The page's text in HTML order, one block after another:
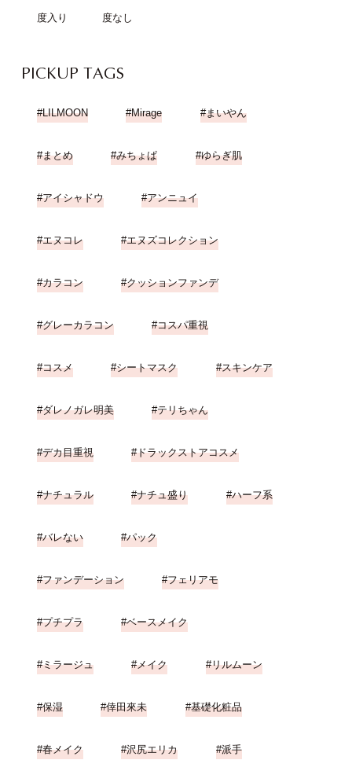
度入り 度なし
PICKUP TAGS
LILMOON Mirage まいやん
まとめ みちょぱ ゆらぎ肌
アイシャドウ アンニュイ
エヌコレ エヌズコレクション
カラコン クッションファンデ
グレーカラコン コスパ重視
コスメ シートマスク スキンケア
ダレノガレ明美 テリちゃん
デカ目重視 ドラックストアコスメ
ナチュラル ナチュ盛り ハーフ系
バレない パック
ファンデーション フェリアモ
プチプラ ベースメイク
ミラージュ メイク リルムーン
保湿 倖田來未 基礎化粧品
春メイク 沢尻エリカ 派手